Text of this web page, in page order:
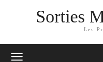
Sorties
Les